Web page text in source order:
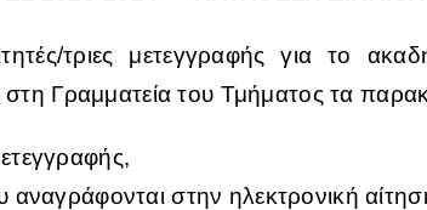
τριες μετεγγραφής για το
στη Γραμματεία του Τμήματος τα
αναγράφονται στην ηλεκτρονική